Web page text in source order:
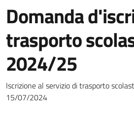
Domanda
trasporto
2024/25
Dettagli della
Iscrizione al servizio di trasporto
15/07/2024